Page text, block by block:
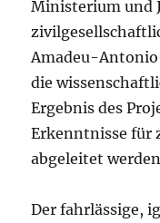
Ministerium und
Amadeu-
die
Ergebnis des
Erkenntnisse für
abgeleitet
Der fahrlässige,